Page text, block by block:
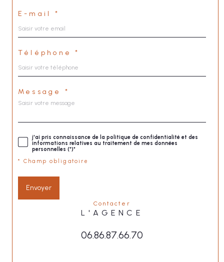
E-mail *
Téléphone *
Message *
j'ai pris connaissance de la politique de confidentialité et des
informations relatives au traitement de mes données
personnelles (*)*
* Champ obligatoire
Envoyer
contacter
L'AGENCE
06.86.87.66.70